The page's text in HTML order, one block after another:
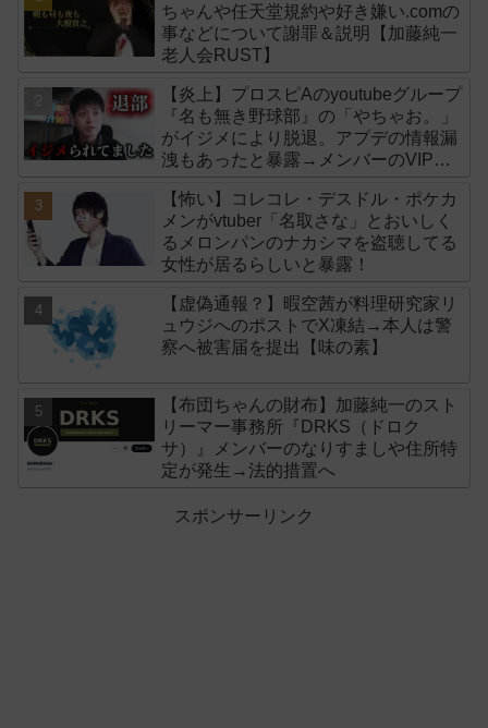
ちゃんや任天堂規約や好き嫌い.comの
事などについて謝罪＆説明【加藤純一
老人会RUST】
【炎上】プロスピAのyoutubeグループ
『名も無き野球部』の「やちゃお。」
がイジメにより脱退。アプデの情報漏
洩もあったと暴露→メンバーのVIPが
【怖い】コレコレ・デスドル・ポケカ
メンがvtuber「名取さな」とおいしく
るメロンパンのナカシマを盗聴してる
女性が居るらしいと暴露！
【虚偽通報？】暇空茜が料理研究家リ
ュウジへのポストでX凍結→本人は警
察へ被害届を提出【味の素】
【布団ちゃんの財布】加藤純一のスト
リーマー事務所『DRKS（ドロク
サ）』メンバーのなりすましや住所特
定が発生→法的措置へ
スポンサーリンク